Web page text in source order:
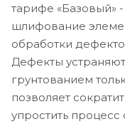
тарифе «Базовый»
шлифование
обработки
Дефекты
грунтованием
позволяет
упростить